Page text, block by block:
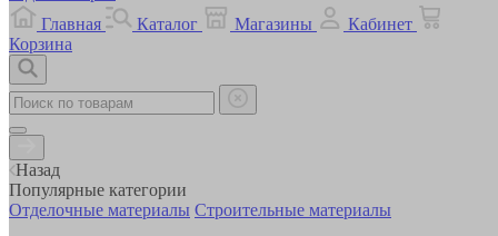
Главная
Каталог Магазины
Кабинет
Корзина
Назад
Популярные категории
Отделочные материалы Строительные материалы